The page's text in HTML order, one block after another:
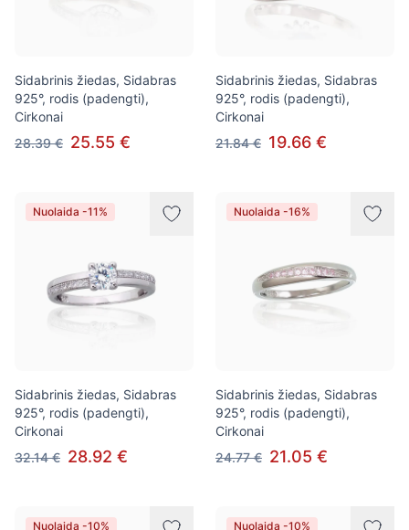
Sidabrinis žiedas, Sidabras
925°, rodis (padengti),
Cirkonai
28.39 € 25.55 €
Sidabrinis žiedas, Sidabras
925°, rodis (padengti),
Cirkonai
21.84 € 19.66 €
Nuolaida -11%
Sidabrinis žiedas, Sidabras
925°, rodis (padengti),
Cirkonai
32.14 € 28.92 €
Nuolaida -16%
Sidabrinis žiedas, Sidabras
925°, rodis (padengti),
Cirkonai
24.77 € 21.05 €
Nuolaida -10% Nuolaida -10%